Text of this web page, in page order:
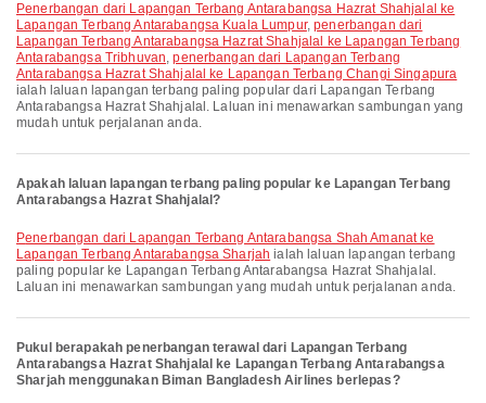
penerbangan dari Lapangan Terbang Antarabangsa Hazrat Shahjalal ke
Lapangan Terbang Antarabangsa Kuala Lumpur,penerbangan dari
Lapangan Terbang Antarabangsa Hazrat Shahjalal ke Lapangan Terbang
Antarabangsa Tribhuvan,penerbangan dari Lapangan Terbang
Antarabangsa Hazrat Shahjalal ke Lapangan Terbang Changi Singapura
ialah laluan lapangan terbang paling popular dari Lapangan Terbang
Antarabangsa Hazrat Shahjalal. Laluan ini menawarkan sambungan yang
mudah untuk perjalanan anda.
Apakah laluan lapangan terbang paling popular ke Lapangan Terbang
Antarabangsa Hazrat Shahjalal?
penerbangan dari Lapangan Terbang Antarabangsa Shah Amanat ke
Lapangan Terbang Antarabangsa Sharjah ialah laluan lapangan terbang
paling popular ke Lapangan Terbang Antarabangsa Hazrat Shahjalal.
Laluan ini menawarkan sambungan yang mudah untuk perjalanan anda.
Pukul berapakah penerbangan terawal dari Lapangan Terbang
Antarabangsa Hazrat Shahjalal ke Lapangan Terbang Antarabangsa
Sharjah menggunakan Biman Bangladesh Airlines berlepas?